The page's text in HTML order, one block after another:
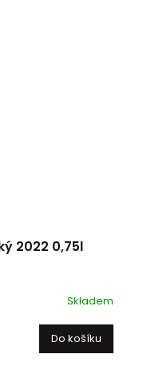
2022 0,75l
Skladem
Do košíku